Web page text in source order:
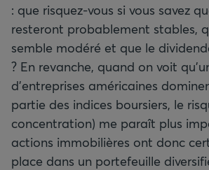
: que risquez-vous si vous savez
resteront probablement stables,
semble modéré et que le
? En revanche, quand on voit
d’entreprises américaines
partie des indices boursiers, le
concentration) me paraît plus
actions immobilières ont donc
place dans un portefeuille